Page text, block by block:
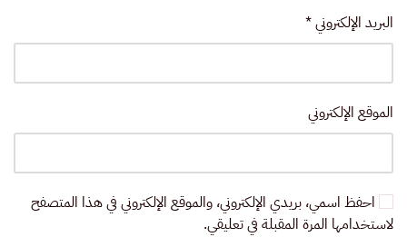
البريد الإلكتروني*
الموقع الإلكتروني
احفظ اسمي، بريدي الإلكتروني، والموقع الإلكتروني في هذا المتصفح
لاستخدامها المرة المقبلة في تعليقي.